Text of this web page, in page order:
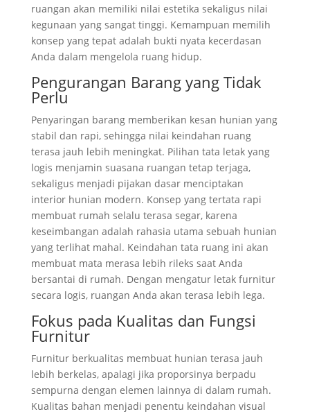
ruangan akan memiliki nilai estetika sekaligus nilai
kegunaan yang sangat tinggi. Kemampuan memilih
konsep yang tepat adalah bukti nyata kecerdasan
Anda dalam mengelola ruang hidup.
Pengurangan Barang yang Tidak
Perlu
Penyaringan barang memberikan kesan hunian yang
stabil dan rapi, sehingga nilai keindahan ruang
terasa jauh lebih meningkat. Pilihan tata letak yang
logis menjamin suasana ruangan tetap terjaga,
sekaligus menjadi pijakan dasar menciptakan
interior hunian modern. Konsep yang tertata rapi
membuat rumah selalu terasa segar, karena
keseimbangan adalah rahasia utama sebuah hunian
yang terlihat mahal. Keindahan tata ruang ini akan
membuat mata merasa lebih rileks saat Anda
bersantai di rumah. Dengan mengatur letak furnitur
secara logis, ruangan Anda akan terasa lebih lega.
Fokus pada Kualitas dan Fungsi
Furnitur
Furnitur berkualitas membuat hunian terasa jauh
lebih berkelas, apalagi jika proporsinya berpadu
sempurna dengan elemen lainnya di dalam rumah.
Kualitas bahan menjadi penentu keindahan visual